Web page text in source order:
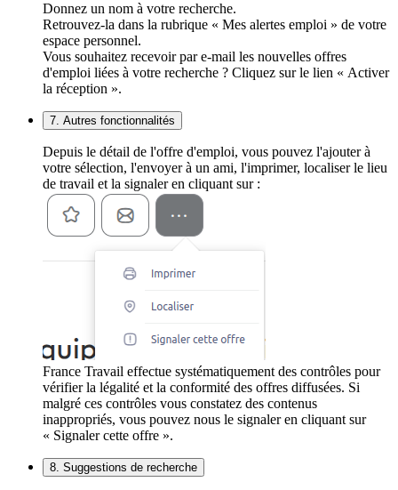
Donnez un nom à votre recherche.
Retrouvez-la dans la rubrique « Mes alertes emploi » de votre
espace personnel.
Vous souhaitez recevoir par e-mail les nouvelles offres
d'emploi liées à votre recherche ? Cliquez sur le lien « Activer
la réception ».
7. Autres fonctionnalités
Depuis le détail de l'offre d'emploi, vous pouvez l'ajouter à
votre sélection, l'envoyer à un ami, l'imprimer, localiser le lieu
de travail et la signaler en cliquant sur :
France Travail effectue systématiquement des contrôles pour
vérifier la légalité et la conformité des offres diffusées. Si
malgré ces contrôles vous constatez des contenus
inappropriés, vous pouvez nous le signaler en cliquant sur
« Signaler cette offre ».
8. Suggestions de recherche